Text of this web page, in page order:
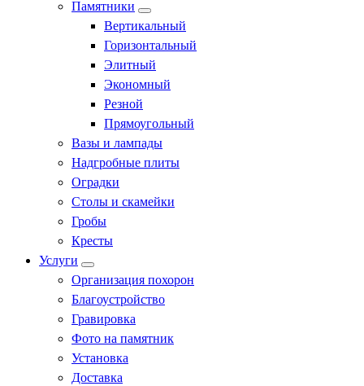
Памятники
Вертикальный
Горизонтальный
Элитный
Экономный
Резной
Прямоугольный
Вазы и лампады
Надгробные плиты
Оградки
Столы и скамейки
Гробы
Кресты
Услуги
Организация похорон
Благоустройство
Гравировка
Фото на памятник
Установка
Доставка